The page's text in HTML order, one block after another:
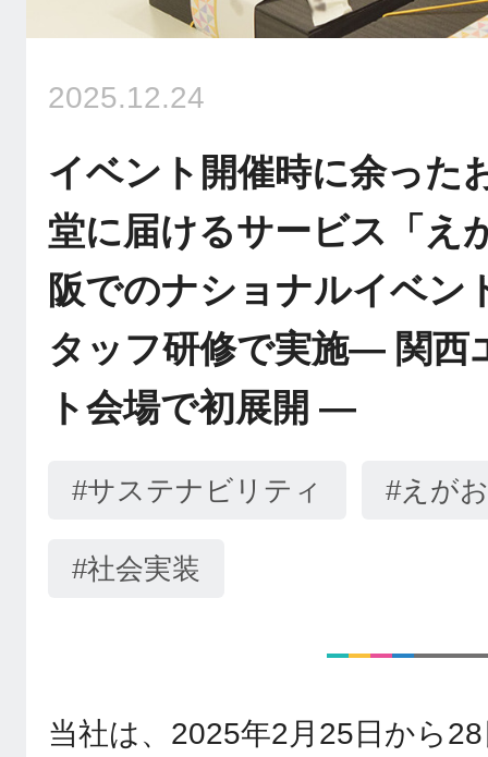
2025.12.24
イベント開催時に余った
堂に届けるサービス「え
阪でのナショナルイベン
タッフ研修で実施― 関西
ト会場で初展開 ―
#サステナビリティ #えが
#社会実装
当社は、2025年2月25日から